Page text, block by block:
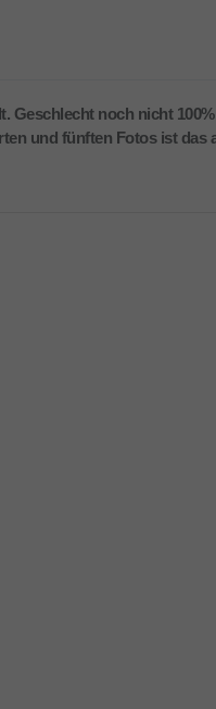
Geschlecht noch nicht
und fünften Fotos ist